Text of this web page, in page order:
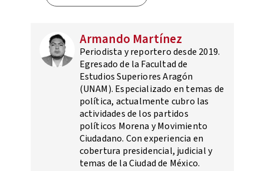
Armando Martínez
Periodista y reportero desde 2019.
Egresado de la Facultad de
Estudios Superiores Aragón
(UNAM). Especializado en temas de
política, actualmente cubro las
actividades de los partidos
políticos Morena y Movimiento
Ciudadano. Con experiencia en
cobertura presidencial, judicial y
temas de la Ciudad de México.